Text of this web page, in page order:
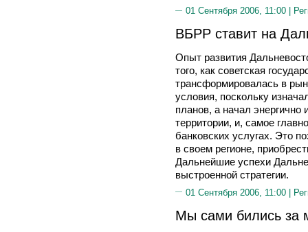
01 Сентября 2006, 11:00 |
ВБРР ставит на
Опыт развития
того, как советская
трансформировалась в
условия, поскольку
планов, а начал энергично
территории, и, самое
банковских услугах. Это
в своем регионе,
Дальнейшие успехи
выстроенной стратегии.
01 Сентября 2006, 11:00 |
Мы сами бились за